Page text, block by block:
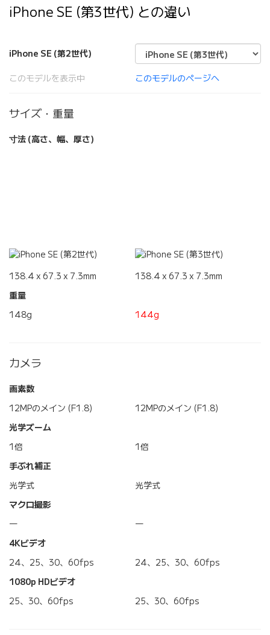
iPhone SE (第3世代) との違い
iPhone SE (第2世代)
このモデルを表示中 このモデルのページへ
サイズ・重量
寸法 (高さ、幅、厚さ)
138.4 x 67.3 x 7.3mm
138.4 x 67.3 x 7.3mm
重量
148g
144g
カメラ
画素数
12MPのメイン (F1.8)
12MPのメイン (F1.8)
光学ズーム
1倍
1倍
手ぶれ補正
光学式
光学式
マクロ撮影
―
―
4Kビデオ
24、25、30、60fps
24、25、30、60fps
1080p HDビデオ
25、30、60fps
25、30、60fps